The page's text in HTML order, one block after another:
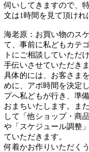
伺いしてきますので、
文は1時間を見て頂けれ
海老原： お買い物のス
て、事前に私どもカテ
トにご相談していただ
手伝いさせていただきま
具体的には、お客さま
めに、アポ時間を決定
プへ私どもが行き、準
おまちいたします。ま
して「他ショップ・商
や「スケジュール調整
ていただきます。
何着かお作りいただく